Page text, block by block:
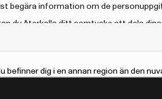
begära information om de
du återkalla ditt samtycke att dela
befinner dig i en annan region än den